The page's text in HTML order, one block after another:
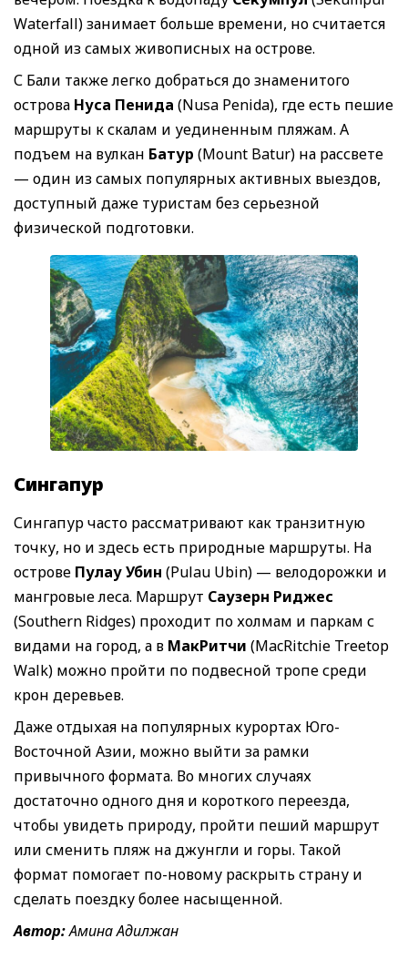
Waterfall) занимает больше времени, но считается
одной из самых живописных на острове.
С Бали также легко добраться до знаменитого
острова Нуса Пенида (Nusa Penida), где есть пешие
маршруты к скалам и уединенным пляжам. А
подъем на вулкан Батур (Mount Batur) на рассвете
— один из самых популярных активных выездов,
доступный даже туристам без серьезной
физической подготовки.
Сингапур
Сингапур часто рассматривают как транзитную
точку, но и здесь есть природные маршруты. На
острове Пулау Убин (Pulau Ubin) — велодорожки и
мангровые леса. Маршрут Саузерн Риджес
(Southern Ridges) проходит по холмам и паркам с
видами на город, а в МакРитчи (MacRitchie Treetop
Walk) можно пройти по подвесной тропе среди
крон деревьев.
Даже отдыхая на популярных курортах Юго-
Восточной Азии, можно выйти за рамки
привычного формата. Во многих случаях
достаточно одного дня и короткого переезда,
чтобы увидеть природу, пройти пеший маршрут
или сменить пляж на джунгли и горы. Такой
формат помогает по-новому раскрыть страну и
сделать поездку более насыщенной.
Автор:Амина Адилжан